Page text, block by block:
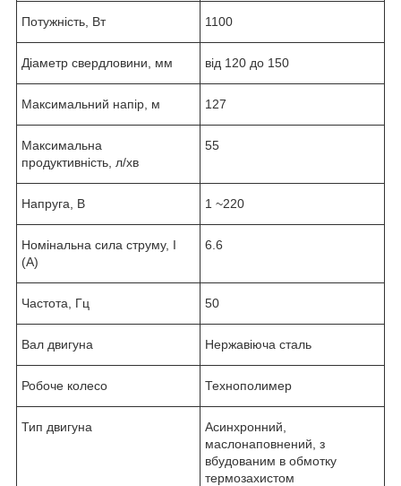
Потужність, Вт 1100
Діаметр свердловини, мм від 120 до 150
Максимальний напір, м 127
Максимальна
продуктивність, л/хв
55
Напруга, В 1 ~220
Номінальна сила струму, I
(А)
6.6
Частота, Гц 50
Вал двигуна Нержавіюча сталь
Робоче колесо Технополимер
Тип двигуна
Асинхронний,
маслонаповнений, з
вбудованим в обмотку
термозахистом